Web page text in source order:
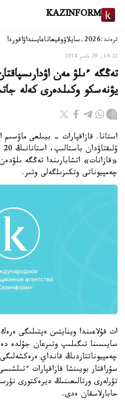
KAZINFORM
ترەند:2026-سايلاۋ وقيعاتاعايىنداۋاقوردا
14:22, 29 مامىر 2018
تەڭگە ءىلۋ مەن
يۋنەسكو وكىلدەرى كەلە
استانا. قازاقپارات - بيىلعى
چەمپيوناتى وتكىزىلگەلى وتىر.
ات قۇلاعىندا وينايتىن ەپتىلىگى
سايىسىنا تىگىلىپ وتىرعان جۇلدە
چەمپيوناتتاردىڭ قانداي
سۇراقتار بويىنشا قازاقپارات
تۇرلەرى ورتالىعىنىڭ ديرەكتورى
حابارلاسقان ەدى.